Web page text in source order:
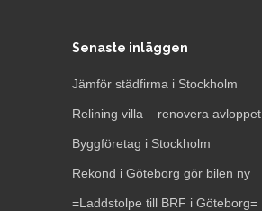
Senaste inläggen
Jämför städfirma i Stockholm
Relining villa – renovera avloppet
Byggföretag i Stockholm
Rekond i Göteborg gör bilen ny
=Laddstolpe till BRF i Göteborg=